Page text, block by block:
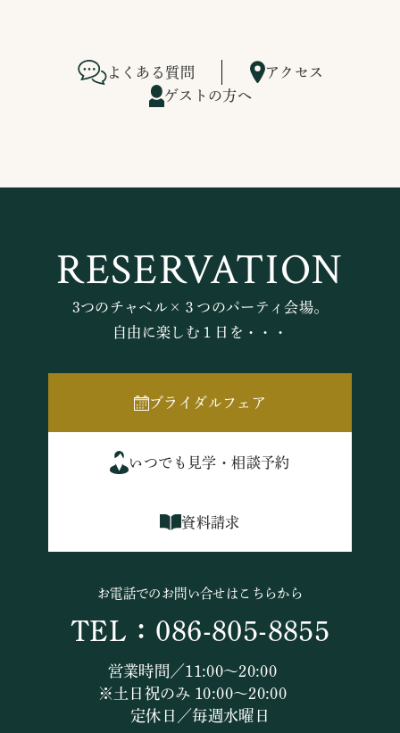
よくある質問
アクセス
ゲストの方へ
RESERVATION
3つのチャペル×３つのパーティ会場。
自由に楽しむ１日を・・・
ブライダルフェア
いつでも見学・相談予約
資料請求
お電話でのお問い合せはこちらから
TEL：086-805-8855
営業時間／11:00～20:00
※土日祝のみ 10:00～20:00
定休日／毎週水曜日